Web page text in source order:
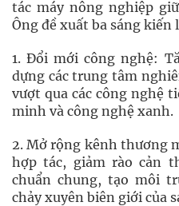
tác máy nông nghiệp
Ông đề xuất ba sáng kiến
1. Đổi mới công nghệ:
dựng các trung tâm
vượt qua các công nghệ
minh và công nghệ xanh.
2. Mở rộng kênh thương
hợp tác, giảm rào cản
chuẩn chung, tạo môi
chảy xuyên biên giới của